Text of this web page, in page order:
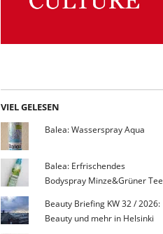
VIEL GELESEN
Balea: Wasserspray Aqua
Balea: Erfrischendes
Bodyspray Minze&Grüner Tee
Beauty Briefing KW 32 / 2026:
Beauty und mehr in Helsinki